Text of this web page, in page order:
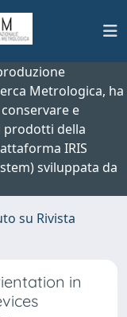
Metrologica, ha
e
prodotti della
IRIS
sviluppata da
su Rivista
in